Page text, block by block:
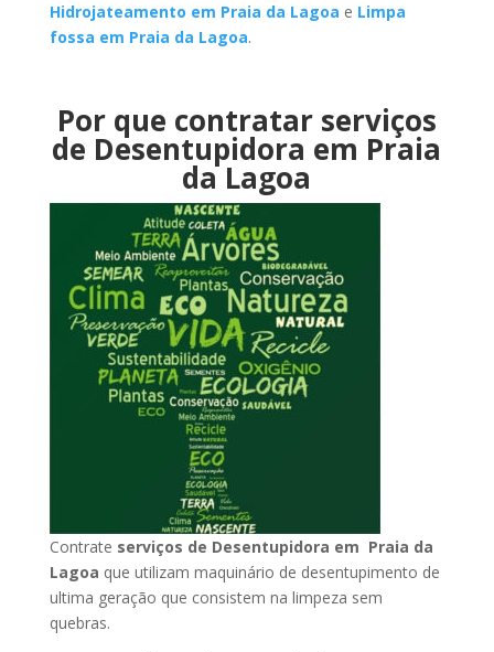
Hidrojateamento em Praia da Lagoa e Limpa
fossa em Praia da Lagoa.
Por que contratar serviços
de Desentupidora em Praia
da Lagoa
Contrate serviços de Desentupidora em Praia da
Lagoa que utilizam maquinário de desentupimento de
ultima geração que consistem na limpeza sem
quebras.